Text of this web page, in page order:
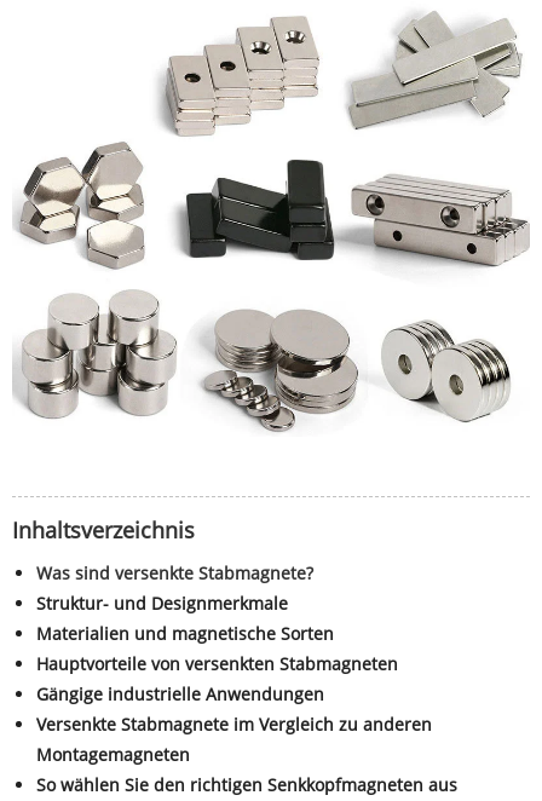
Inhaltsverzeichnis
Was sind versenkte Stabmagnete?
Struktur- und Designmerkmale
Materialien und magnetische Sorten
Hauptvorteile von versenkten Stabmagneten
Gängige industrielle Anwendungen
Versenkte Stabmagnete im Vergleich zu anderen
Montagemagneten
So wählen Sie den richtigen Senkkopfmagneten aus